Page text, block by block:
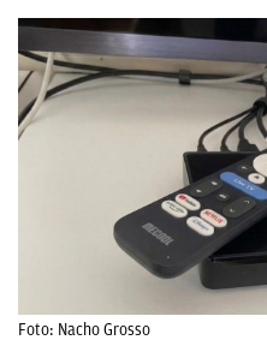
Foto: Nacho Grosso